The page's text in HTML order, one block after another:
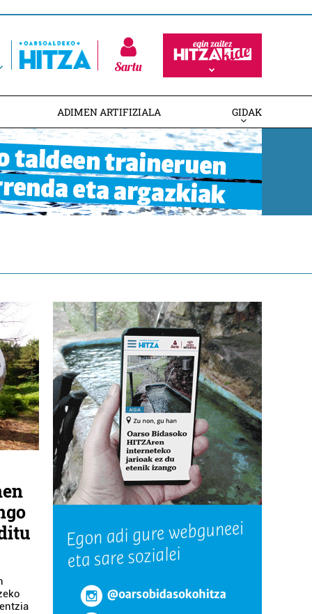
Sartu
ADIMEN ARTIFIZIALA GIDAK